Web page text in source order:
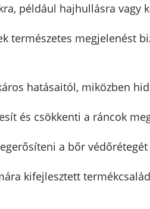
például hajhullásra vagy
természetes megjelenést
hatásaitól, miközben
és csökkenti a ráncok
a bőr
kifejlesztett